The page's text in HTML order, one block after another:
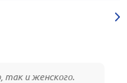
так и женского.